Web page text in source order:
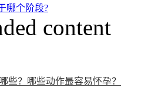
哪个阶段?
content
些？哪些动作最容易怀孕？